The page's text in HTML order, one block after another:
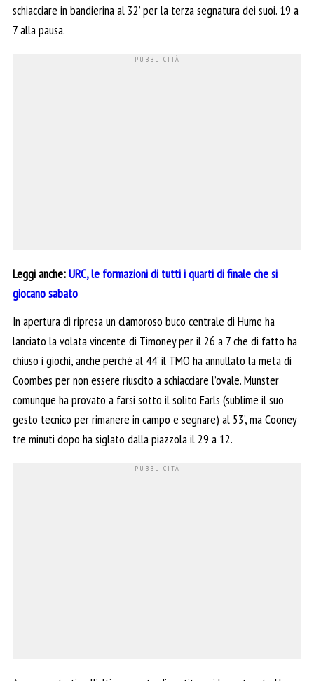
schiacciare in bandierina al 32’ per la terza segnatura dei suoi. 19 a
7 alla pausa.
Leggi anche:URC, le formazioni di tutti i quarti di finale che si
giocano sabato
In apertura di ripresa un clamoroso buco centrale di Hume ha
lanciato la volata vincente di Timoney per il 26 a 7 che di fatto ha
chiuso i giochi, anche perché al 44’ il TMO ha annullato la meta di
Coombes per non essere riuscito a schiacciare l’ovale. Munster
comunque ha provato a farsi sotto il solito Earls (sublime il suo
gesto tecnico per rimanere in campo e segnare) al 53’, ma Cooney
tre minuti dopo ha siglato dalla piazzola il 29 a 12.